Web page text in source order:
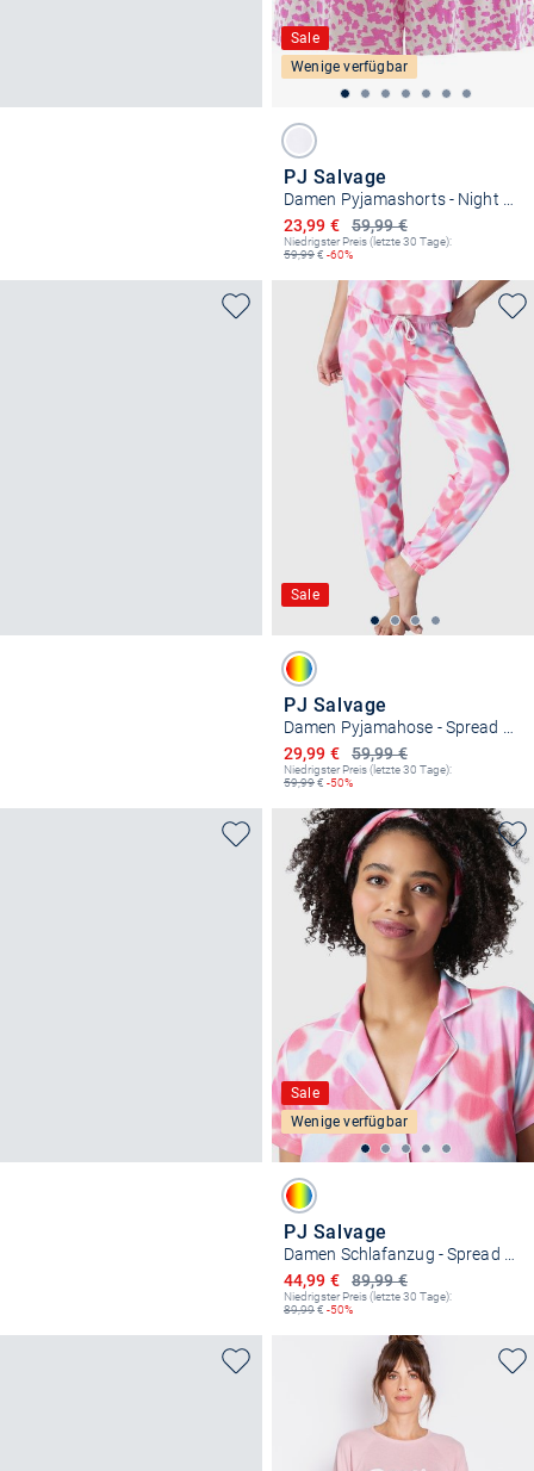
Sale
Wenige verfügbar
PJ Salvage
59,99 €
Ermäßigter Preis
23,99 €
Niedrigster Preis (letzte 30 Tage):
59,99€ -60%
Sale
PJ Salvage
59,99 €
Ermäßigter Preis
29,99 €
Niedrigster Preis (letzte 30 Tage):
59,99€ -50%
Sale
Wenige verfügbar
PJ Salvage
Damen Schlafanzug - Spread Kindness
89,99 €
Ermäßigter Preis
44,99 €
Niedrigster Preis (letzte 30 Tage):
89,99€ -50%